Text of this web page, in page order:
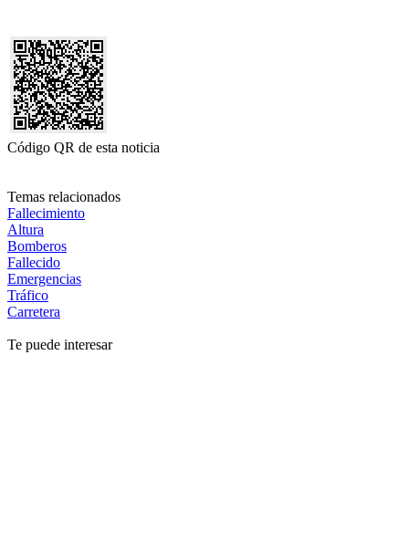
Código QR de esta noticia
Temas relacionados
Fallecimiento
Altura
Bomberos
Fallecido
Emergencias
Tráfico
Carretera
Te puede interesar